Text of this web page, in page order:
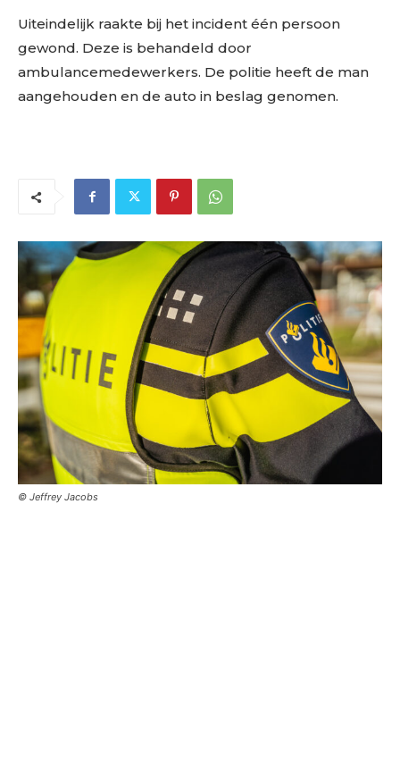
Uiteindelijk raakte bij het incident één persoon
gewond. Deze is behandeld door
ambulancemedewerkers. De politie heeft de man
aangehouden en de auto in beslag genomen.
© Jeffrey Jacobs